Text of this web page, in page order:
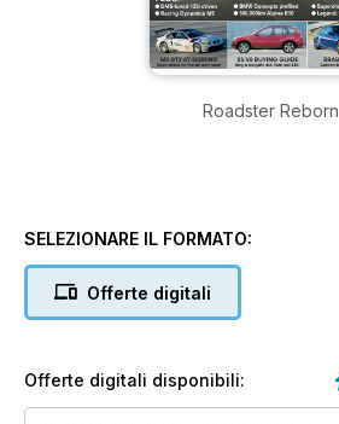
Roadster Reborn
SELEZIONARE IL FORMATO:
Offerte digitali
Offerte digitali disponibili: